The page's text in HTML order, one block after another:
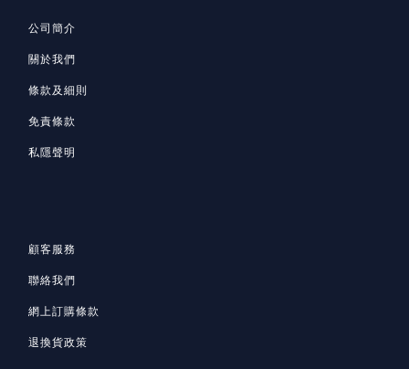
公司簡介
關於我們
條款及細則
免責條款
私隱聲明
顧客服務
聯絡我們
網上訂購條款
退換貨政策